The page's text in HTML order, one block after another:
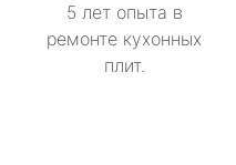
5 лет опыта в
ремонте кухонных
плит.